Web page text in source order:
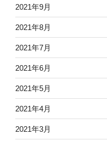
2021年9月
2021年8月
2021年7月
2021年6月
2021年5月
2021年4月
2021年3月